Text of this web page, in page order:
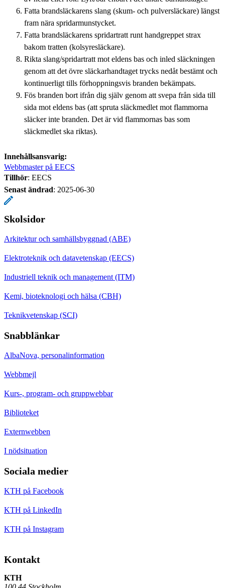
Fatta brandsläckarens slang (skum- och pulversläckare) längst
fram nära spridarmunstycket.
Fatta brandsläckarens spridartratt runt handgreppet strax
bakom tratten (kolsyresläckare).
Rikta slang/spridartratt mot eldens bas och inled släckningen
genom att det övre släckarhandtaget trycks nedåt bestämt och
kontinuerligt tills förhoppningsvis branden bekämpats.
Fös branden bort ifrån dig själv genom att svepa från sida till
sida mot eldens bas (att spruta släckmedlet mot flammorna
släcker inte branden. Det är vid flammornas bas som
släckmedlet ska riktas).
Innehållsansvarig:
Webbmaster på EECS
Tillhör: EECS
Senast ändrad: 2025-06-30
Skolsidor
Arkitektur och samhällsbyggnad (ABE)
Elektroteknik och datavetenskap (EECS)
Industriell teknik och management (ITM)
Kemi, bioteknologi och hälsa (CBH)
Teknikvetenskap (SCI)
Snabblänkar
AlbaNova, personalinformation
Webbmejl
Kurs-, program- och gruppwebbar
Biblioteket
Externwebben
I nödsituation
Sociala medier
KTH på Facebook
KTH på LinkedIn
KTH på Instagram
Kontakt
KTH